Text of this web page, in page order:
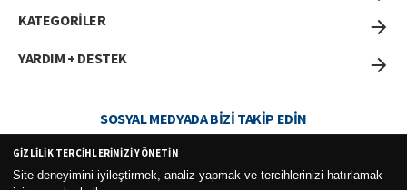
KATEGORİLER
YARDIM + DESTEK
SOSYAL MEDYADA BIZI TAKIP EDIN
GIZLILIK TERCIHLERINIZI YÖNETIN
Site deneyimini iyileştirmek, analiz yapmak ve tercihlerinizi hatırlamak